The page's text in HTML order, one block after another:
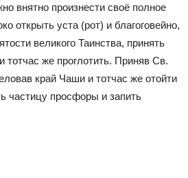
внятно произнести своё полное
открыть уста (рот) и благоговейно,
великого Таинства, принять
тотчас же проглотить. Приняв Св.
край Чаши и тотчас же отойти
частицу просфоры и запить